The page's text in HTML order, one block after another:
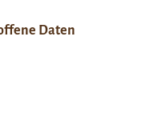
Daten